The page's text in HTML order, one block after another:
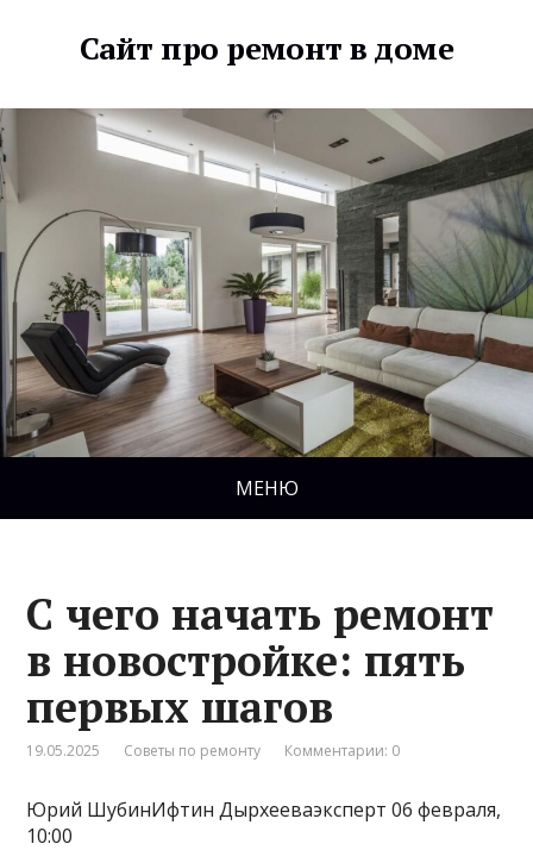
Сайт про ремонт в доме
МЕНЮ
С чего начать ремонт
в новостройке: пять
первых шагов
19.05.2025 Советы по ремонту Комментарии: 0
Юрий ШубинИфтин Дырхееваэксперт 06 февраля,
10:00